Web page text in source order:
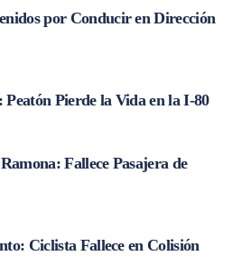
por Conducir en Dirección
Pierde la Vida en la I-80
Fallece Pasajera de
Ciclista Fallece en Colisión